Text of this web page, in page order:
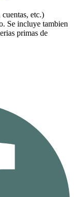
etc.)
Se incluye tambien
primas de